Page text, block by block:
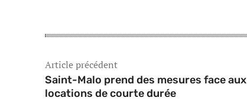
Article précédent
Saint-Malo prend des mesures face aux
locations de courte durée